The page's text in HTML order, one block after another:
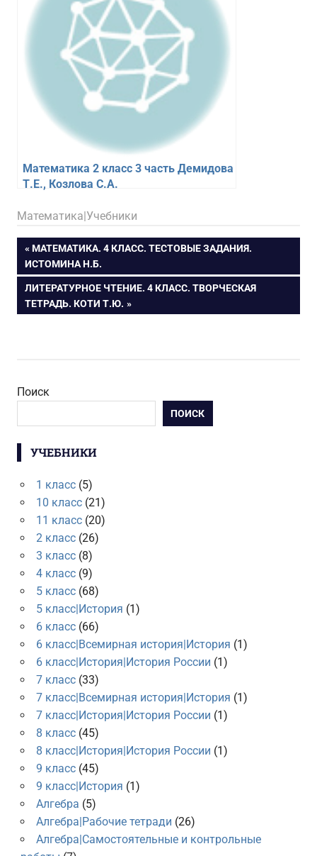
Математика 2 класс 3 часть Демидова
Т.Е., Козлова С.А.
18.02.2026
figa
Математика|Учебники
Навигация
по
записям
ПРЕДЫДУЩАЯ
ЗАПИСЬ:
МАТЕМАТИКА. 4 КЛАСС. ТЕСТОВЫЕ ЗАДАНИЯ.
ИСТОМИНА Н.Б.
СЛЕДУЮЩАЯ
ЗАПИСЬ:
ЛИТЕРАТУРНОЕ ЧТЕНИЕ. 4 КЛАСС. ТВОРЧЕСКАЯ
ТЕТРАДЬ. КОТИ Т.Ю.
Поиск
ПОИСК
УЧЕБНИКИ
1 класс(5)
10 класс(21)
11 класс(20)
2 класс(26)
3 класс(8)
4 класс(9)
5 класс(68)
5 класс|История (1)
6 класс(66)
6 класс|Всемирная история|История (1)
6 класс|История|История России (1)
7 класс(33)
7 класс|Всемирная история|История (1)
7 класс|История|История России (1)
8 класс(45)
8 класс|История|История России (1)
9 класс(45)
9 класс|История (1)
Алгебра (5)
Алгебра|Рабочие тетради (26)
Алгебра|Самостоятельные и контрольные